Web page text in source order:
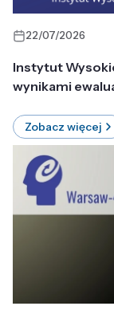
22/07/2026
Instytut
wynikami
Zobacz więcej